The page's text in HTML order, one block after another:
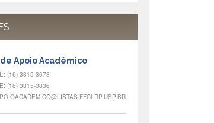
Apoio Acadêmico
(16) 3315-3673
(16) 3315-3836